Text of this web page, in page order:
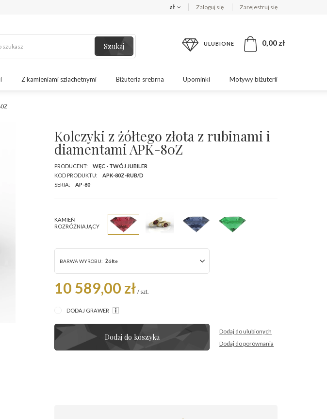
zł Zaloguj się Zarejestruj się
Szukaj ULUBIONE 0,00 zł
Z kamieniami szlachetnymi Biżuteria srebrna Upominki Motywy biżuterii
Kolczyki z żółtego złota z rubinami i
diamentami APK-80Z
PRODUCENT:
WĘC - TWÓJ JUBILER
KOD PRODUKTU:
APK-80Z-RUB/D
SERIA:
AP-80
KAMIEŃ
ROZRÓŻNIAJĄCY
BARWA WYROBU: Żółte
10 589,00 zł / szt.
DODAJ GRAWER
Dodaj do koszyka
Dodaj do ulubionych
Dodaj do porównania